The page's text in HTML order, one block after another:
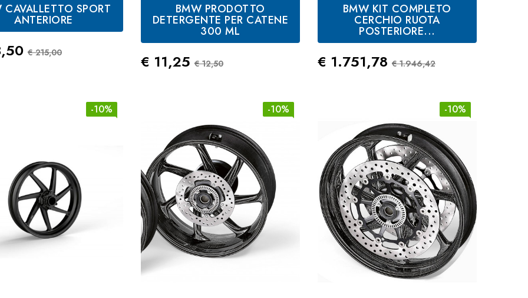
CAVALLETTO SPORT
ANTERIORE
Prezzo Standard
€ 215,00
BMW PRODOTTO
DETERGENTE PER CATENE
300 ML
Prezzo
€ 11,25 Prezzo Standard
€ 12,50
BMW KIT COMPLETO
CERCHIO RUOTA
POSTERIORE...
Prezzo
€ 1.751,78 Prezzo Standard
€ 1.946,42
-10% -10% -10%